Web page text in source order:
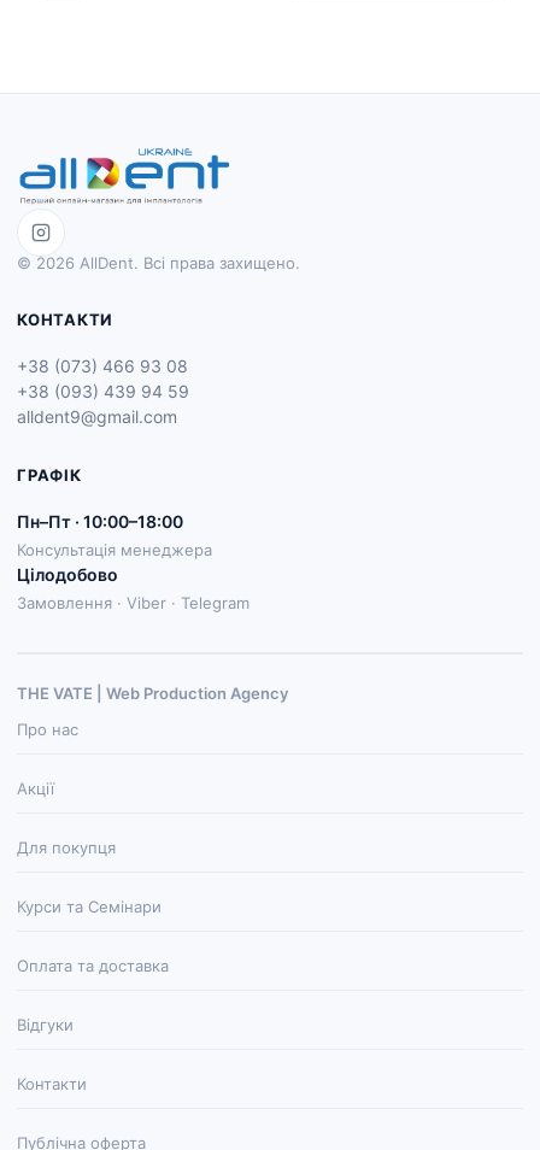
© 2026 AllDent. Всі права захищено.
КОНТАКТИ
+38 (073) 466 93 08
+38 (093) 439 94 59
alldent9@gmail.com
ГРАФІК
Пн–Пт · 10:00–18:00
Консультація менеджера
Цілодобово
Замовлення · Viber · Telegram
THE VATE | Web Production Agenсy
Про нас
Акції
Для покупця
Курси та Семінари
Оплата та доставка
Відгуки
Контакти
Публічна оферта